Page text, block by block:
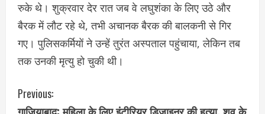
रुके थे। शुक्रवार देर रात जब वे लघुशंका के लिए उठे और
बैरक में लौट रहे थे, तभी अचानक बैरक की बालकनी से गिर
गए। पुलिसकर्मियों ने उन्हें तुरंत अस्पताल पहुंचाया, लेकिन तब
तक उनकी मृत्यु हो चुकी थी।
C
Previous: